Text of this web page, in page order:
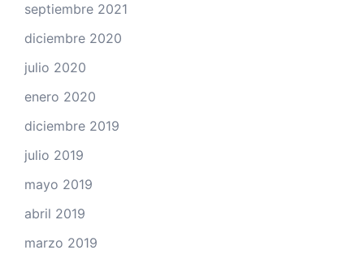
septiembre 2021
diciembre 2020
julio 2020
enero 2020
diciembre 2019
julio 2019
mayo 2019
abril 2019
marzo 2019